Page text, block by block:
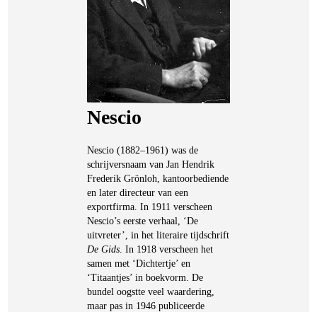
Nescio
Nescio (1882–1961) was de
schrijversnaam van Jan Hendrik
Frederik Grönloh, kantoorbediende
en later directeur van een
exportfirma. In 1911 verscheen
Nescio’s eerste verhaal, ‘De
uitvreter’, in het literaire tijdschrift
De Gids . In 1918 verscheen het
samen met ‘Dichtertje’ en
‘Titaantjes’ in boekvorm. De
bundel oogstte veel waardering,
maar pas in 1946 publiceerde